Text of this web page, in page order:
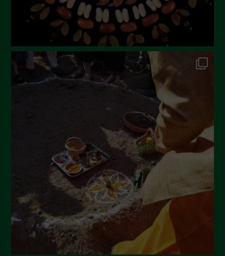
Febbraio 2023
Dicembre 2022
Novembre 2022
Ottobre 2022
Settembre 2022
Aprile 2022
Marzo 2022
Febbraio 2022
Gennaio 2022
Dicembre 2021
Novembre 2021